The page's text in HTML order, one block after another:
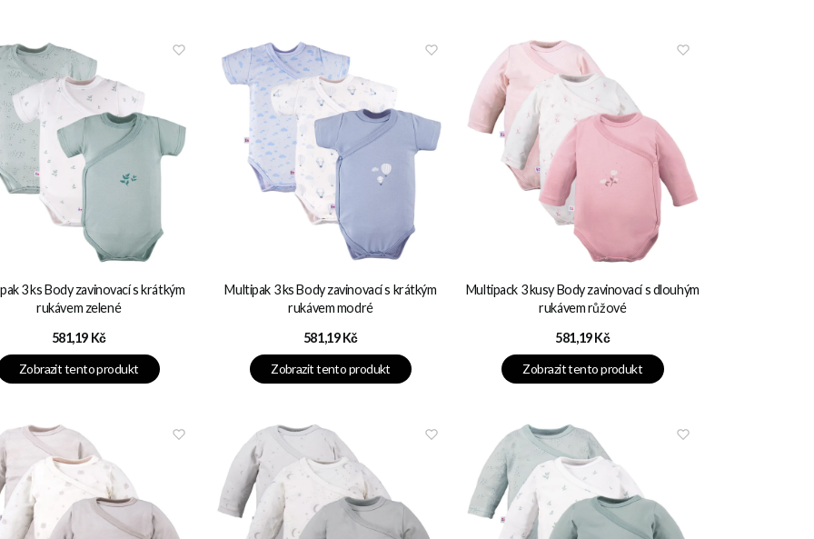
3 ks Body zavinovací s krátkým
rukávem zelené
Cena
581,19 Kč
Zobrazit tento produkt
Multipak 3 ks Body zavinovací s krátkým
rukávem modré
Cena
581,19 Kč
Zobrazit tento produkt
Multipack 3 kusy Body zavinovací s dlouhým
rukávem růžové
Cena
581,19 Kč
Zobrazit tento produkt